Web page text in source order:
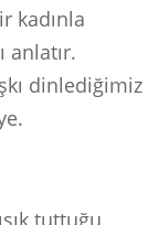
kadınla
anlatır.
dinlediğimiz
tuttuğu